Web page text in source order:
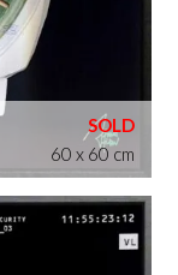
60 x 60 cm